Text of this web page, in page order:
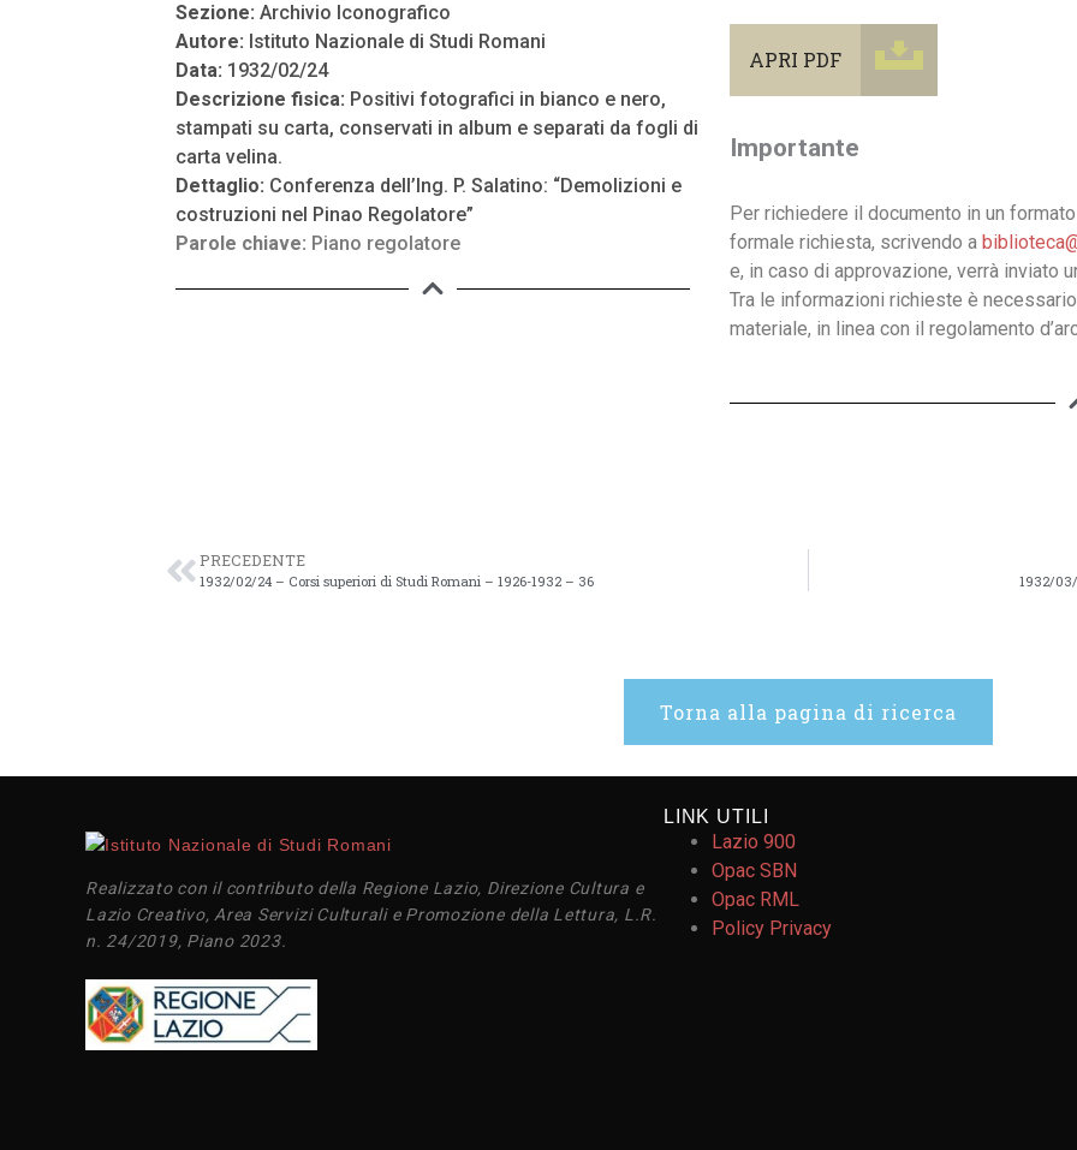
Sezione: Archivio Iconografico
Autore: Istituto Nazionale di Studi Romani
Data: 1932/02/24
Descrizione fisica: Positivi fotografici in bianco e nero,
stampati su carta, conservati in album e separati da fogli di
carta velina.
Dettaglio: Conferenza dell’Ing. P. Salatino: “Demolizioni e
costruzioni nel Pinao Regolatore”
Parole chiave: Piano regolatore
APRI PDF
Importante
Per richiedere il documento in un
formale richiesta, scrivendo a
e, in caso di approvazione, verrà inviato
Tra le informazioni richieste è
materiale, in linea con il regolamento
PRECEDENTE
1932/02/24 – Corsi superiori di Studi Romani – 1926-1932 – 36 1932/
Torna alla pagina di ricerca
Realizzato con il contributo della Regione Lazio, Direzione Cultura e
Lazio Creativo, Area Servizi Culturali e Promozione della Lettura, L.R.
n. 24/2019, Piano 2023.
LINK UTILI
Lazio 900
Opac SBN
Opac RML
Policy Privacy